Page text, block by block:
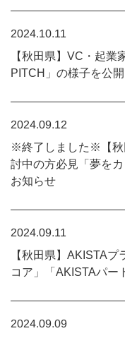
2024.10.11
【秋田県】VC・起業
PITCH」の様子を公
2024.09.12
※終了しました※【秋
討中の方必見「夢を
お知らせ
2024.09.11
【秋田県】AKISTA
コア」「AKISTAパー
2024.09.09